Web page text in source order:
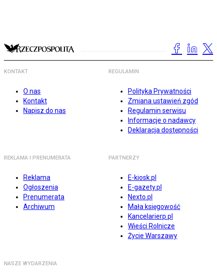
KONTAKT
O nas
Kontakt
Napisz do nas
REGULAMIN
Polityka Prywatności
Zmiana ustawień zgód
Regulamin serwisu
Informacje o nadawcy
Deklaracja dostępności
REKLAMA I PRENUMERATA
Reklama
Ogłoszenia
Prenumerata
Archiwum
PARTNERZY
E-kiosk.pl
E-gazety.pl
Nexto.pl
Mała księgowość
Kancelarierp.pl
Wieści Rolnicze
Życie Warszawy
NASZE WYDARZENIA